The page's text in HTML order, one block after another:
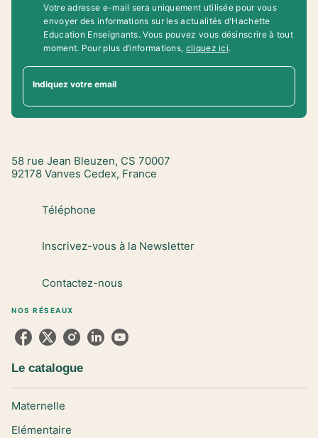
Votre adresse e-mail sera uniquement utilisée pour vous
envoyer des informations sur les actualités d'Hachette
Education Enseignants. Vous pouvez vous désinscrire à tout
moment. Pour plus d’informations, cliquez ici.
Indiquez votre email
58 rue Jean Bleuzen, CS 70007
92178 Vanves Cedex, France
Téléphone
Inscrivez-vous à la Newsletter
Contactez-nous
NOS RÉSEAUX
Le catalogue
Maternelle
Elémentaire